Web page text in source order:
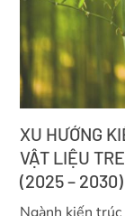
XU HƯỚNG
VẬT LIỆU
(2025 – 2030)